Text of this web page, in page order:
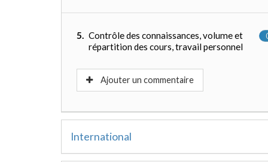
5. Contrôle des connaissances, volume et
répartition des cours, travail personnel
Ajouter un commentaire
International